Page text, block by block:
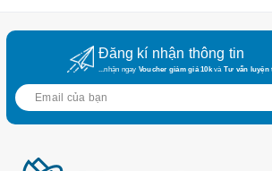
Đăng kí nhận thông tin
...nhận ngay Voucher giảm giá 10kvà Tư vấn luyện